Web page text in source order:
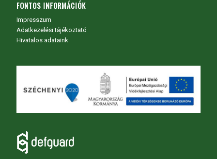
FONTOS INFORMÁCIÓK
Impresszum
Adatkezelési tájékoztató
Hivatalos adataink